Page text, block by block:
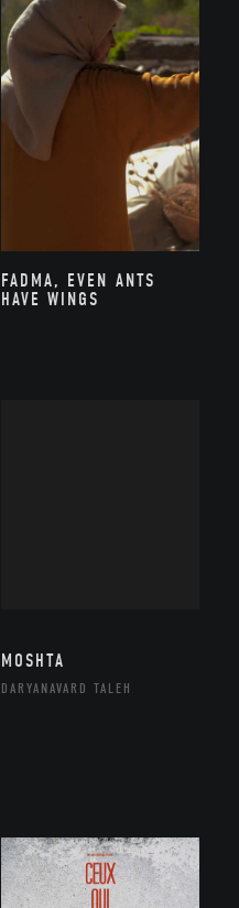
FADMA, EVEN ANTS
HAVE WINGS
MOSHTA
DARYANAVARD TALEH